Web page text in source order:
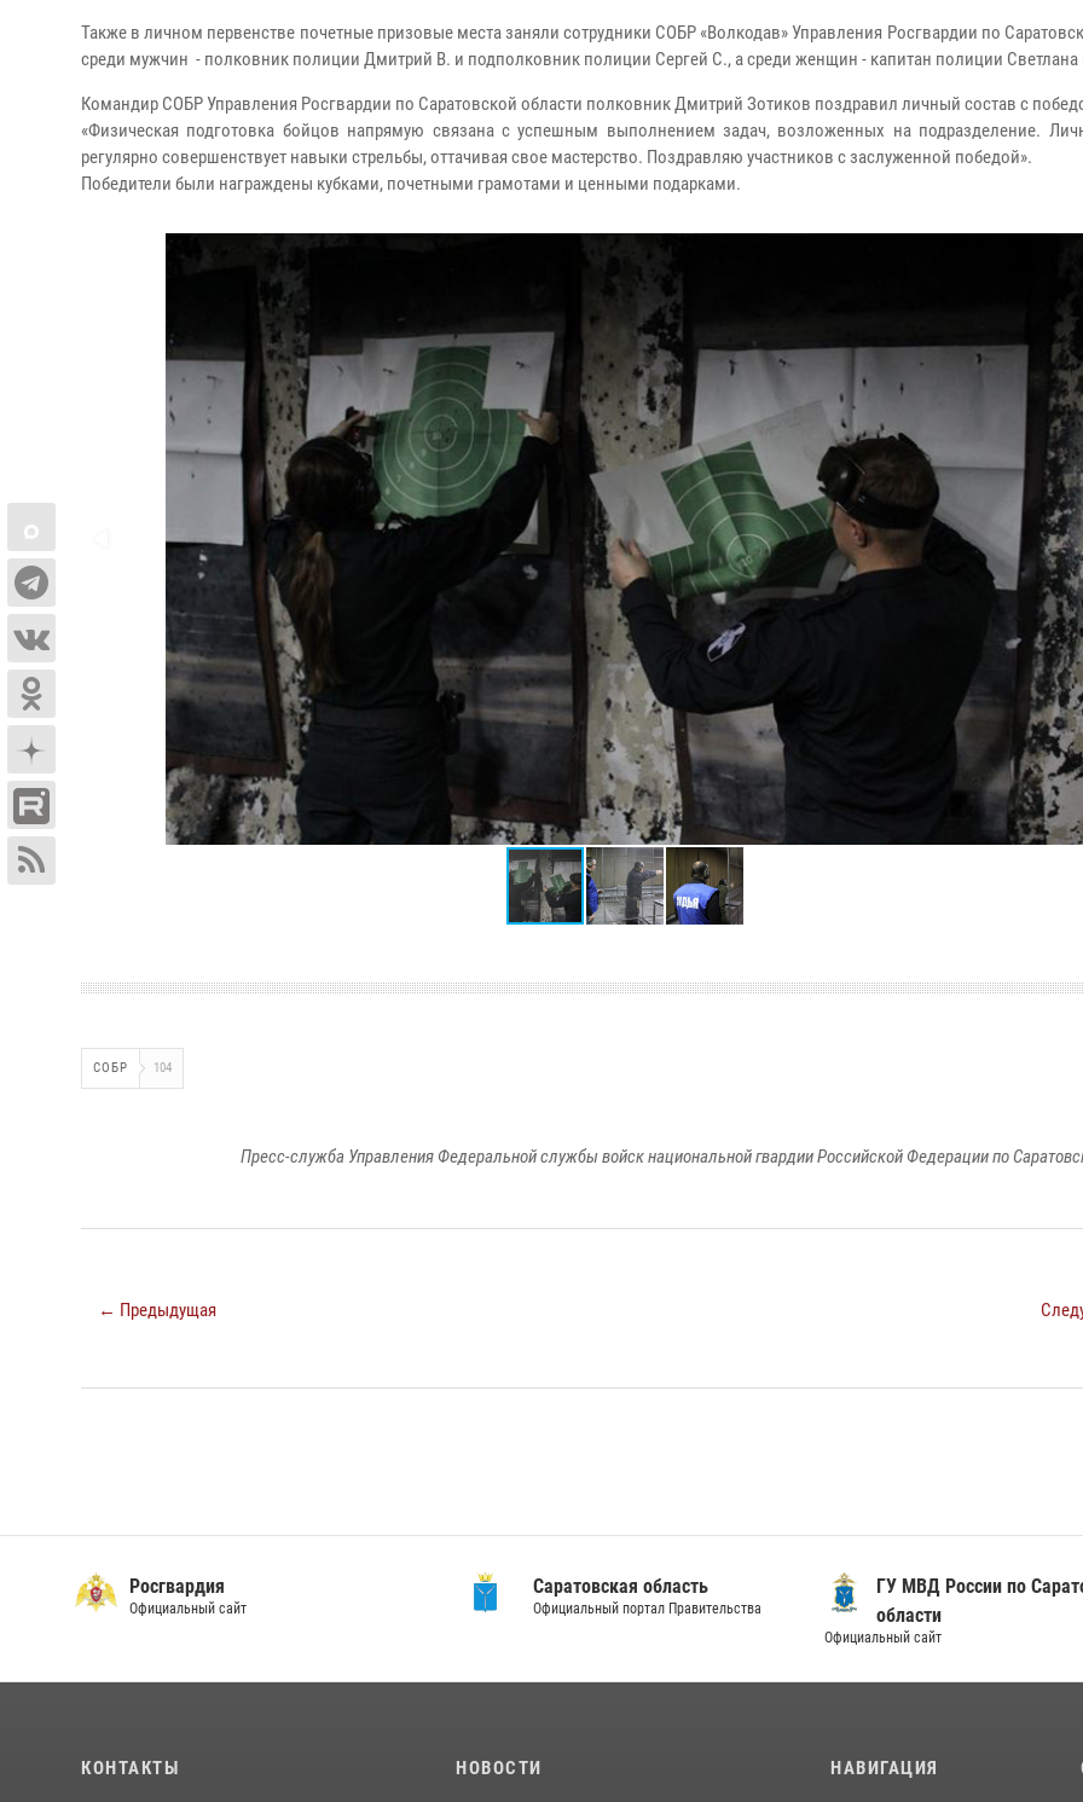
Также в личном первенстве почетные призовые места заняли сотрудники СОБР «Волкодав» Управления Росгвардии по
среди мужчин - полковник полиции Дмитрий В. и подполковник полиции Сергей С., а среди женщин - капитан полиции Светлана
Командир СОБР Управления Росгвардии по Саратовской области полковник Дмитрий Зотиков поздравил личный состав с
«Физическая подготовка бойцов напрямую связана с успешным выполнением задач, возложенных на подразделение.
регулярно совершенствует навыки стрельбы, оттачивая свое мастерство. Поздравляю участников с заслуженной победой».
Победители были награждены кубками, почетными грамотами и ценными подарками.
СОБР 104
Пресс-служба Управления Федеральной службы войск национальной гвардии Российской Федерации по
← Предыдущая
Росгвардия
Официальный сайт
Саратовская область
Официальный портал Правительства
ГУ МВД России по
области
Официальный сайт
КОНТАКТЫ НОВОСТИ НАВИГАЦИЯ